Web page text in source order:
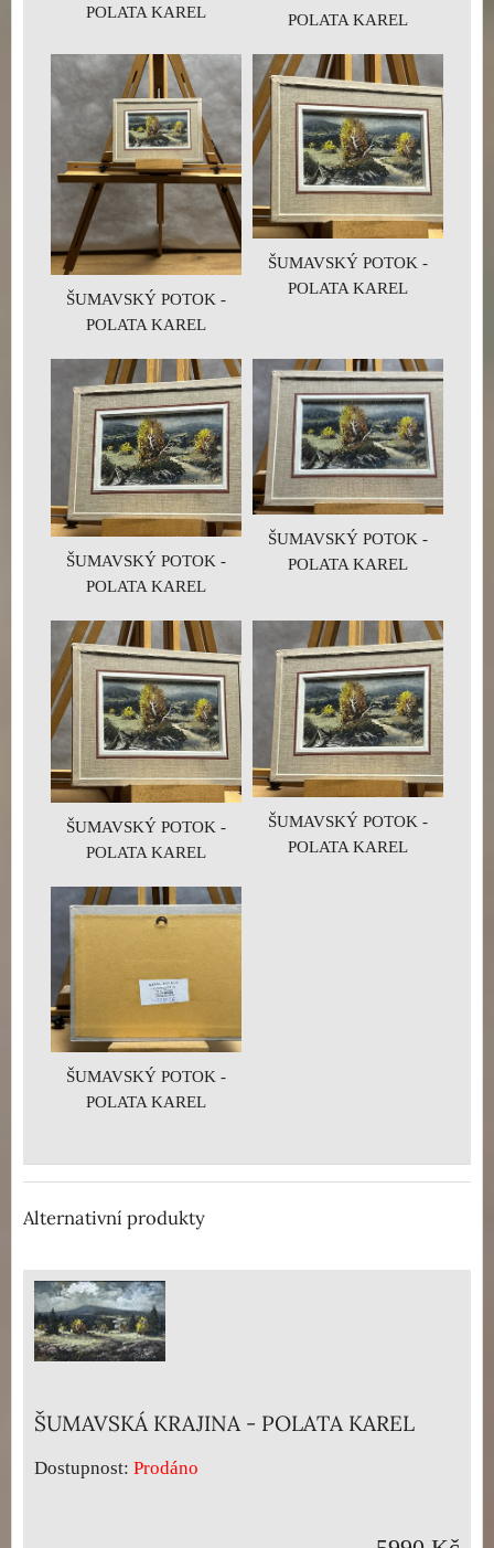
POLATA KAREL
POLATA KAREL
ŠUMAVSKÝ POTOK -
POLATA KAREL
ŠUMAVSKÝ POTOK -
POLATA KAREL
ŠUMAVSKÝ POTOK -
POLATA KAREL
ŠUMAVSKÝ POTOK -
POLATA KAREL
ŠUMAVSKÝ POTOK -
POLATA KAREL
ŠUMAVSKÝ POTOK -
POLATA KAREL
ŠUMAVSKÝ POTOK -
POLATA KAREL
Alternativní produkty
ŠUMAVSKÁ KRAJINA - POLATA KAREL
Dostupnost: Prodáno